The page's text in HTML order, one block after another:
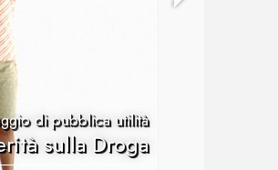
di pubblica utilità
sulla Droga